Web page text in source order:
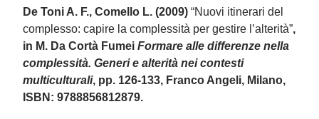
De Toni A. F., Comello L. (2009) “Nuovi itinerari del
complesso: capire la complessità per gestire l’alterità”,
in M. Da Cortà Fumei Formare alle differenze nella
complessità. Generi e alterità nei contesti
multiculturali, pp. 126-133, Franco Angeli, Milano,
ISBN: 9788856812879.